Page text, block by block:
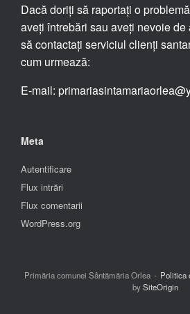
Dacă doriți să raportați o
aveți întrebări sau aveți nevoie
să contactați serviciul clienți
cum urmează:
E-mail:
Meta
Autentificare
Flux intrări
Flux comentarii
WordPress.org
Primăria comunei Sântămăria Orlea Politica
bySiteOrigin